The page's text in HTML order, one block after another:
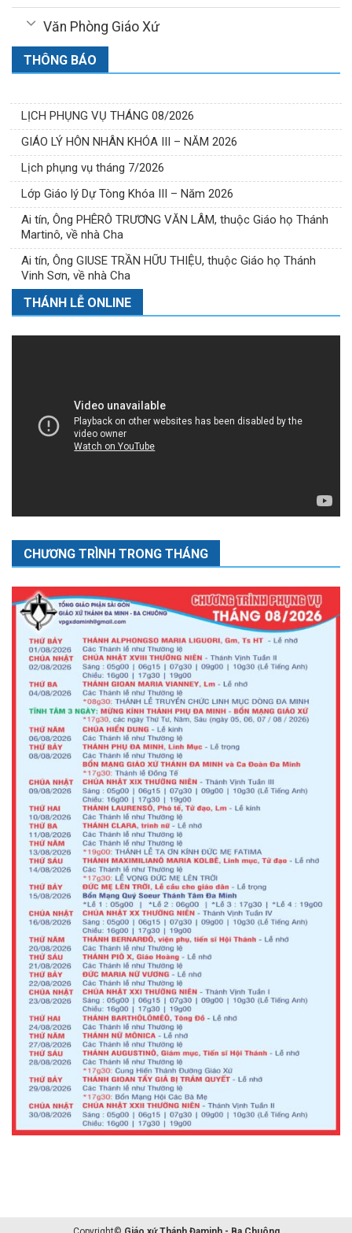
Văn Phòng Giáo Xứ
THÔNG BÁO
LỊCH PHỤNG VỤ THÁNG 08/2026
GIÁO LÝ HÔN NHÂN KHÓA III – NĂM 2026
Lịch phụng vụ tháng 7/2026
Lớp Giáo lý Dự Tòng Khóa III – Năm 2026
Ai tín, Ông PHÊRÔ TRƯƠNG VĂN LÂM, thuộc Giáo họ Thánh
Martinô, về nhà Cha
Ai tín, Ông GIUSE TRẦN HỮU THIỆU, thuộc Giáo họ Thánh
Vinh Sơn, về nhà Cha
THÁNH LỄ ONLINE
CHƯƠNG TRÌNH TRONG THÁNG